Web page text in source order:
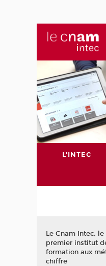
L'INTEC
Le Cnam Intec, le
premier institut
formation aux
chiffre